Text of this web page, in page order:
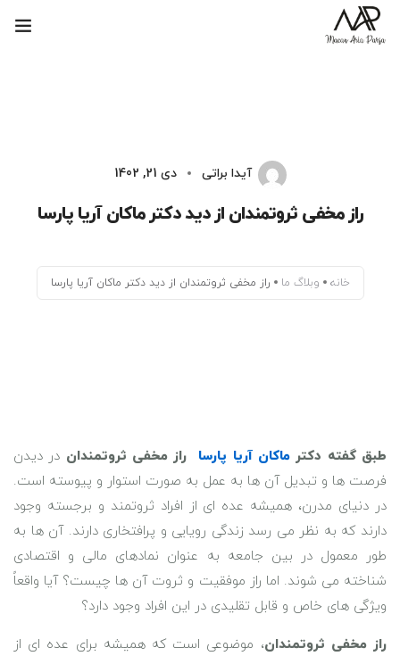
پاسخ به حواشی
کتاب‌های ماکان آریا پارسا
آیدا براتی دی 21, 1402
راز مخفی ثروتمندان از دید دکتر ماکان آریا پارسا
خانه وبلاگ ما راز مخفی ثروتمندان از دید دکتر ماکان آریا پارسا
طبق گفته دکترماکان آریا پارسا راز مخفی ثروتمندان در دیدن
فرصت ‌ها و تبدیل آن ‌ها به عمل به صورت استوار و پیوسته است.
در دنیای مدرن، همیشه عده ‌ای از افراد ثروتمند و برجسته وجود
دارند که به نظر می ‌رسد زندگی رویایی و پرافتخاری دارند. آن ‌ها به
طور معمول در بین جامعه به عنوان نمادهای مالی و اقتصادی
شناخته می‌ شوند. اما راز موفقیت و ثروت آن‌ ها چیست؟ آیا واقعاً
ویژگی ‌های خاص و قابل تقلیدی در این افراد وجود دارد؟
راز مخفی ثروتمندان، موضوعی است که همیشه برای عده‌ ای از